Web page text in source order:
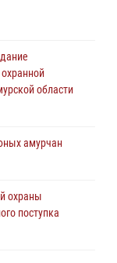
на службу в
области
области
амурчан
охраны
поступка